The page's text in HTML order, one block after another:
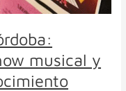
musical y